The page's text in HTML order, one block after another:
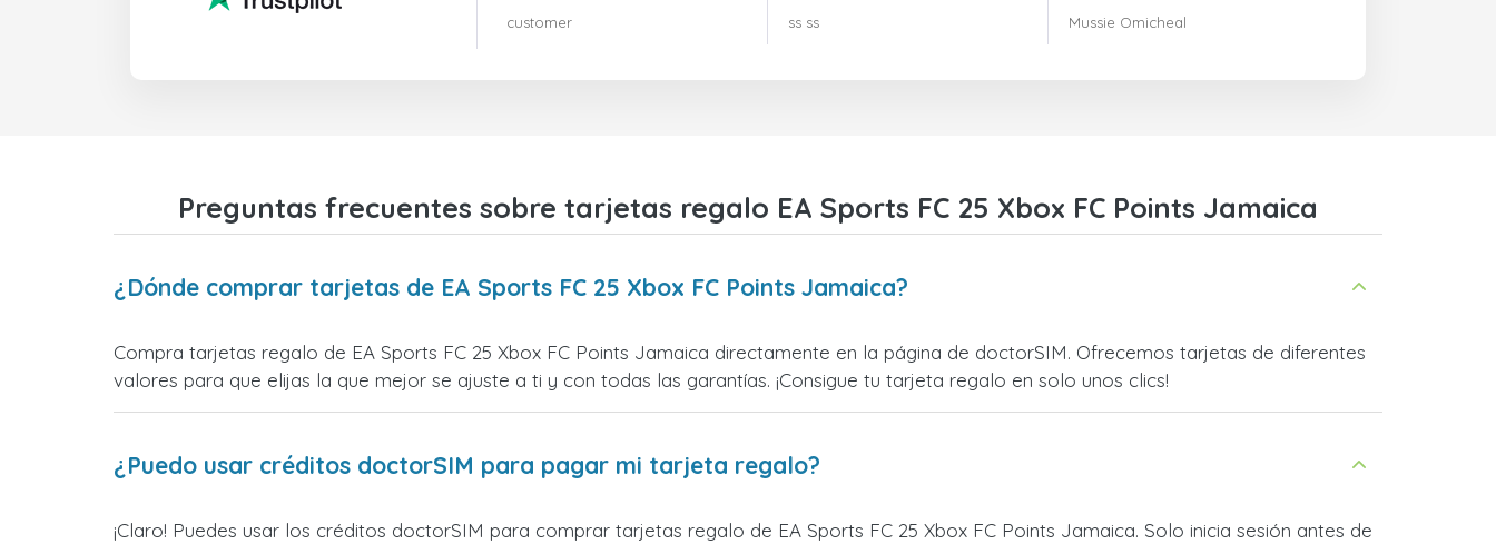
customer
ss ss
Mussie Omicheal
Preguntas frecuentes sobre tarjetas regalo EA Sports FC 25 Xbox FC Points Jamaica
¿Dónde comprar tarjetas de EA Sports FC 25 Xbox FC Points Jamaica?
Compra tarjetas regalo de EA Sports FC 25 Xbox FC Points Jamaica directamente en la página de doctorSIM. Ofrecemos tarjetas de diferentes
valores para que elijas la que mejor se ajuste a ti y con todas las garantías. ¡Consigue tu tarjeta regalo en solo unos clics!
¿Puedo usar créditos doctorSIM para pagar mi tarjeta regalo?
¡Claro! Puedes usar los créditos doctorSIM para comprar tarjetas regalo de EA Sports FC 25 Xbox FC Points Jamaica. Solo inicia sesión antes de